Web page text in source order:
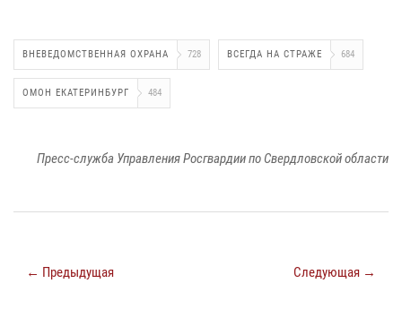
ВНЕВЕДОМСТВЕННАЯ ОХРАНА 728 ВСЕГДА НА СТРАЖЕ 684
ОМОН ЕКАТЕРИНБУРГ 484
Пресс-служба Управления Росгвардии по Свердловской области
← Предыдущая Следующая →